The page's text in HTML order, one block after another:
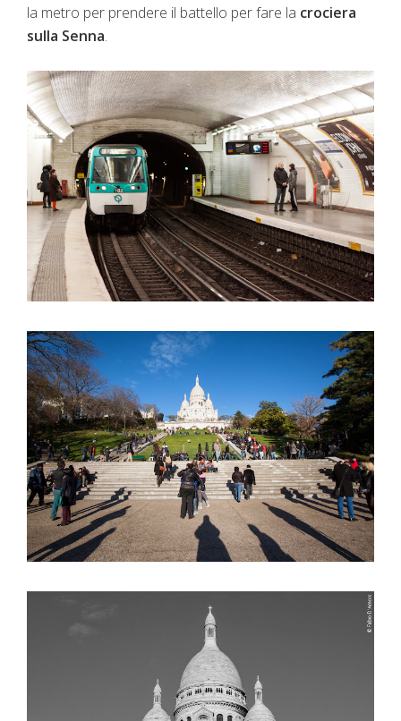
la metro per prendere il battello per fare la crociera
sulla Senna.